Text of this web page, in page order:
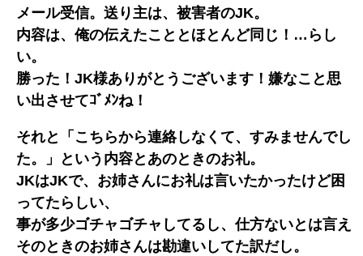
メール受信。送り主は、被害者のJK。
内容は、俺の伝えたこととほとんど同じ！…らし
い。
勝った！JK様ありがとうございます！嫌なこと思
い出させてｺﾞﾒﾝね！
それと「こちらから連絡しなくて、すみませんでし
た。」という内容とあのときのお礼。
JKはJKで、お姉さんにお礼は言いたかったけど困
ってたらしい、
事が多少ゴチャゴチャしてるし、仕方ないとは言え
そのときのお姉さんは勘違いしてた訳だし。